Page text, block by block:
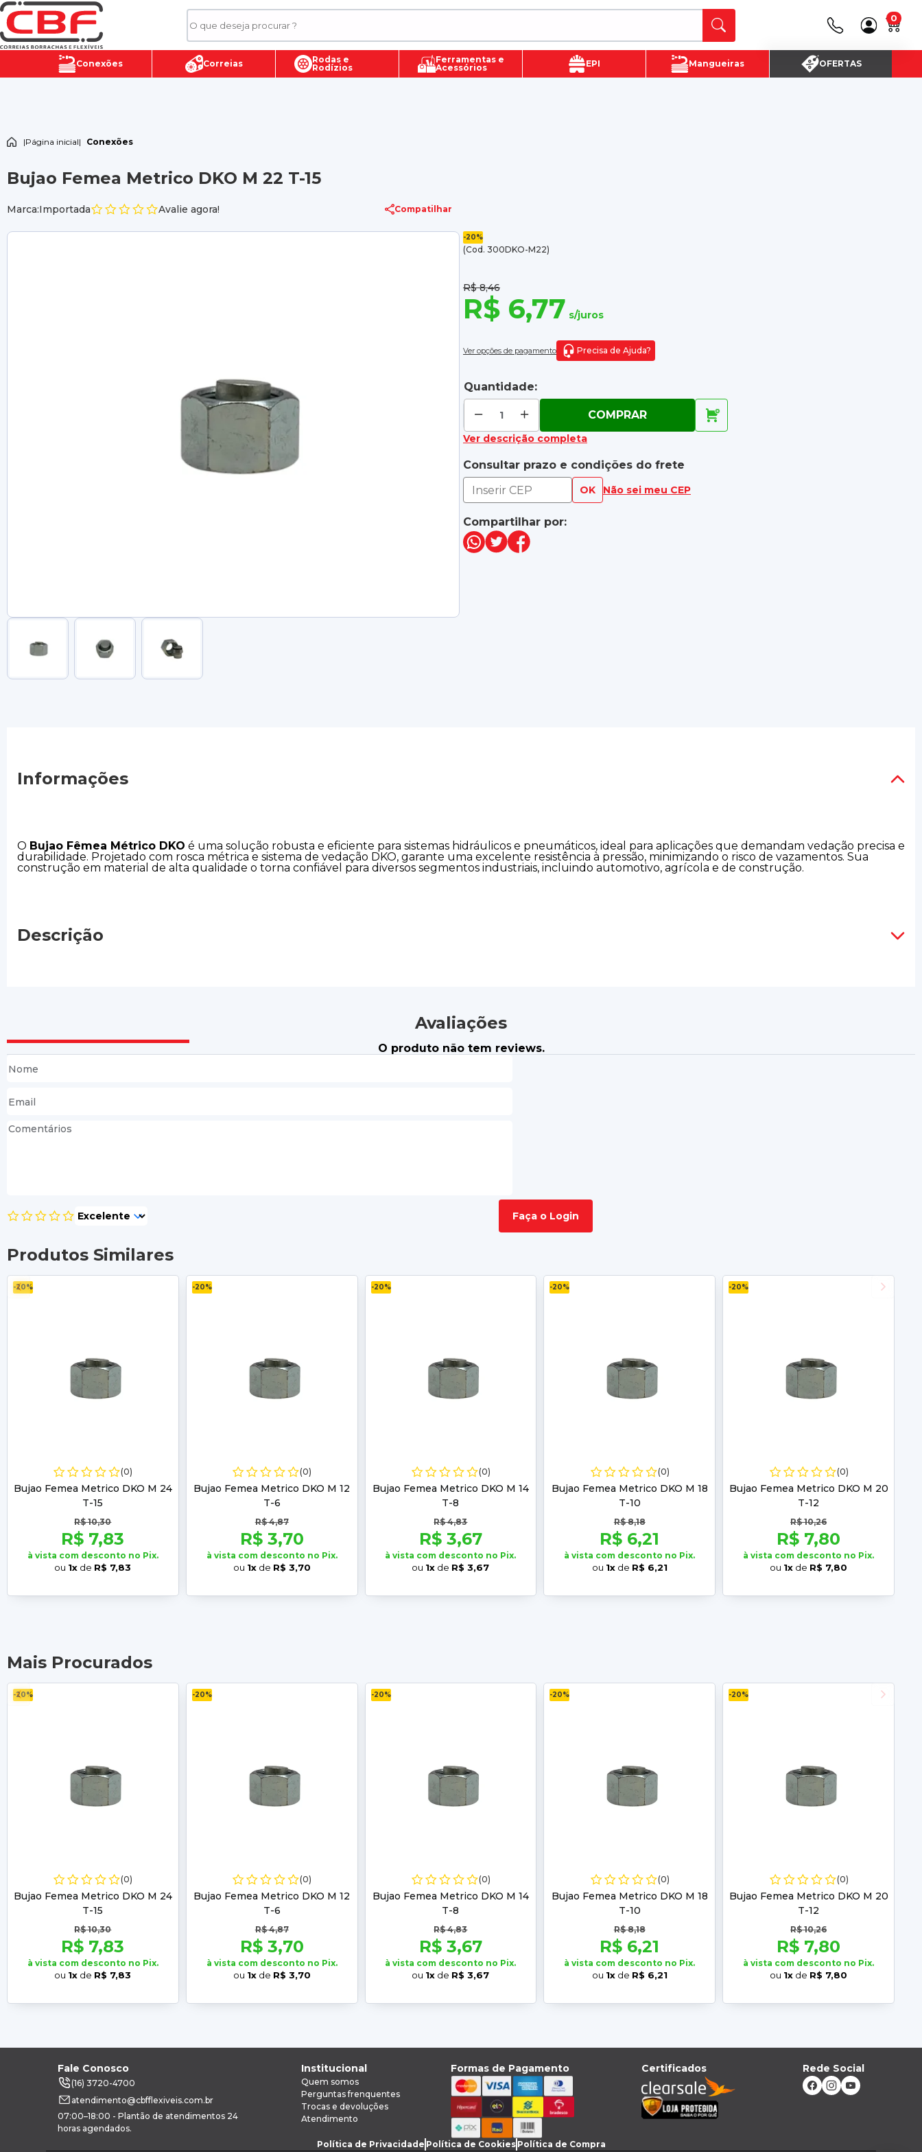
Canais de Atendimento
(16) 3720 - 4700
0
Conexões Correias
Rodas e
Rodízios
Ferramentas e
Acessórios
EPI Mangueiras OFERTAS
|Página inicial| Conexões
Bujao Femea Metrico DKO M 22 T-15
Marca:Importada Avalie agora! Compatilhar
-20%
(Cod. 300DKO-M22)
R$ 8,46
R$ 6,77 s/juros
Ver opções de pagamento Precisa de Ajuda?
Quantidade:
COMPRAR
Ver descrição completa
Consultar prazo e condições do frete
OK Não sei meu CEP
Compartilhar por:
Informações
O Bujao Fêmea Métrico DKO é uma solução robusta e eficiente para sistemas hidráulicos e pneumáticos, ideal para aplicações que demandam vedação precisa e
durabilidade. Projetado com rosca métrica e sistema de vedação DKO, garante uma excelente resistência à pressão, minimizando o risco de vazamentos. Sua
construção em material de alta qualidade o torna confiável para diversos segmentos industriais, incluindo automotivo, agrícola e de construção.
Descrição
Avaliações
O produto não tem reviews.
Faça o Login
Produtos Similares
-20%
(0)
Bujao Femea Metrico DKO M 24
T-15
R$ 10,30
R$ 7,83
à vista com desconto no Pix.
ou 1x de R$ 7,83
-20%
(0)
Bujao Femea Metrico DKO M 12
T-6
R$ 4,87
R$ 3,70
à vista com desconto no Pix.
ou 1xde R$ 3,70
-20%
(0)
Bujao Femea Metrico DKO M 14
T-8
R$ 4,83
R$ 3,67
à vista com desconto no Pix.
ou 1x de R$ 3,67
-20%
(0)
Bujao Femea Metrico DKO M 18
T-10
R$ 8,18
R$ 6,21
à vista com desconto no Pix.
ou 1xde R$ 6,21
-20%
(0)
Bujao Femea Metrico DKO M 20
T-12
R$ 10,26
R$ 7,80
à vista com desconto no Pix.
ou 1x de R$ 7,80
Mais Procurados
-20%
(0)
Bujao Femea Metrico DKO M 24
T-15
R$ 10,30
R$ 7,83
à vista com desconto no Pix.
ou 1x de R$ 7,83
-20%
(0)
Bujao Femea Metrico DKO M 12
T-6
R$ 4,87
R$ 3,70
à vista com desconto no Pix.
ou 1xde R$ 3,70
-20%
(0)
Bujao Femea Metrico DKO M 14
T-8
R$ 4,83
R$ 3,67
à vista com desconto no Pix.
ou 1x de R$ 3,67
-20%
(0)
Bujao Femea Metrico DKO M 18
T-10
R$ 8,18
R$ 6,21
à vista com desconto no Pix.
ou 1xde R$ 6,21
-20%
(0)
Bujao Femea Metrico DKO M 20
T-12
R$ 10,26
R$ 7,80
à vista com desconto no Pix.
ou 1x de R$ 7,80
Fale Conosco
(16) 3720-4700
atendimento@cbfflexiveis.com.br
07:00–18:00 - Plantão de atendimentos 24
horas agendados.
Institucional
Quem somos
Perguntas frenquentes
Trocas e devoluções
Atendimento
Formas de Pagamento Certificados Rede Social
Política de Privacidade Política de Cookies Política de Compra